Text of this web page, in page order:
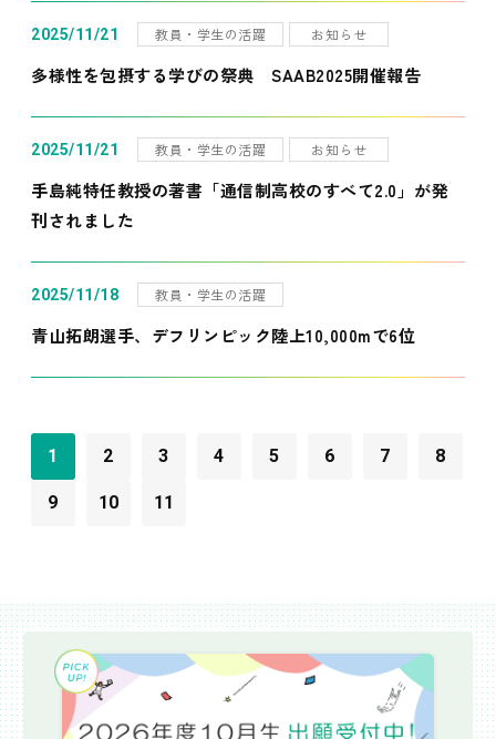
2025/11/21 教員・学生の活躍 お知らせ
多様性を包摂する学びの祭典 SAAB2025開催報告
2025/11/21 教員・学生の活躍 お知らせ
手島純特任教授の著書「通信制高校のすべて2.0」が発
刊されました
2025/11/18 教員・学生の活躍
青山拓朗選手、デフリンピック陸上10,000mで6位
1 2 3 4 5 6 7 8
9 10 11